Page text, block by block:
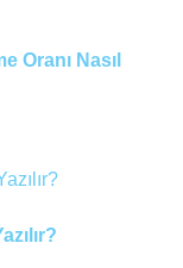
Oranı Nasıl